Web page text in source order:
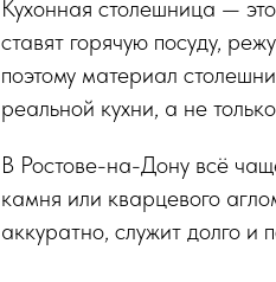
Кухонная столешница —
ставят горячую посуду,
поэтому материал
реальной кухни, а не
В Ростове-на-Дону всё
камня или кварцевого
аккуратно, служит долго и